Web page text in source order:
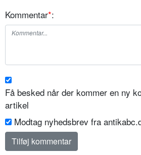
Kommentar*:
Få besked når der kommer en ny
artikel
Modtag nyhedsbrev fra